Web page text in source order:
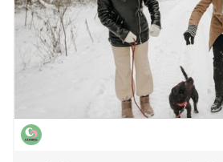
muissa talkootehtävissä.